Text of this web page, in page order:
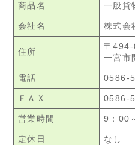
商品名 一般貨
会社名 株式会
住所
〒
一宮市
電話 0586-
ＦＡＸ 0586-
営業時間 9：00
定休日 なし